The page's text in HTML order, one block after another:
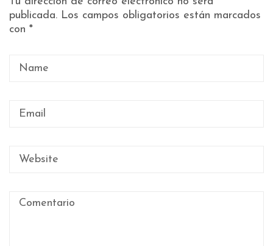
publicada. Los campos obligatorios están marcados
con *